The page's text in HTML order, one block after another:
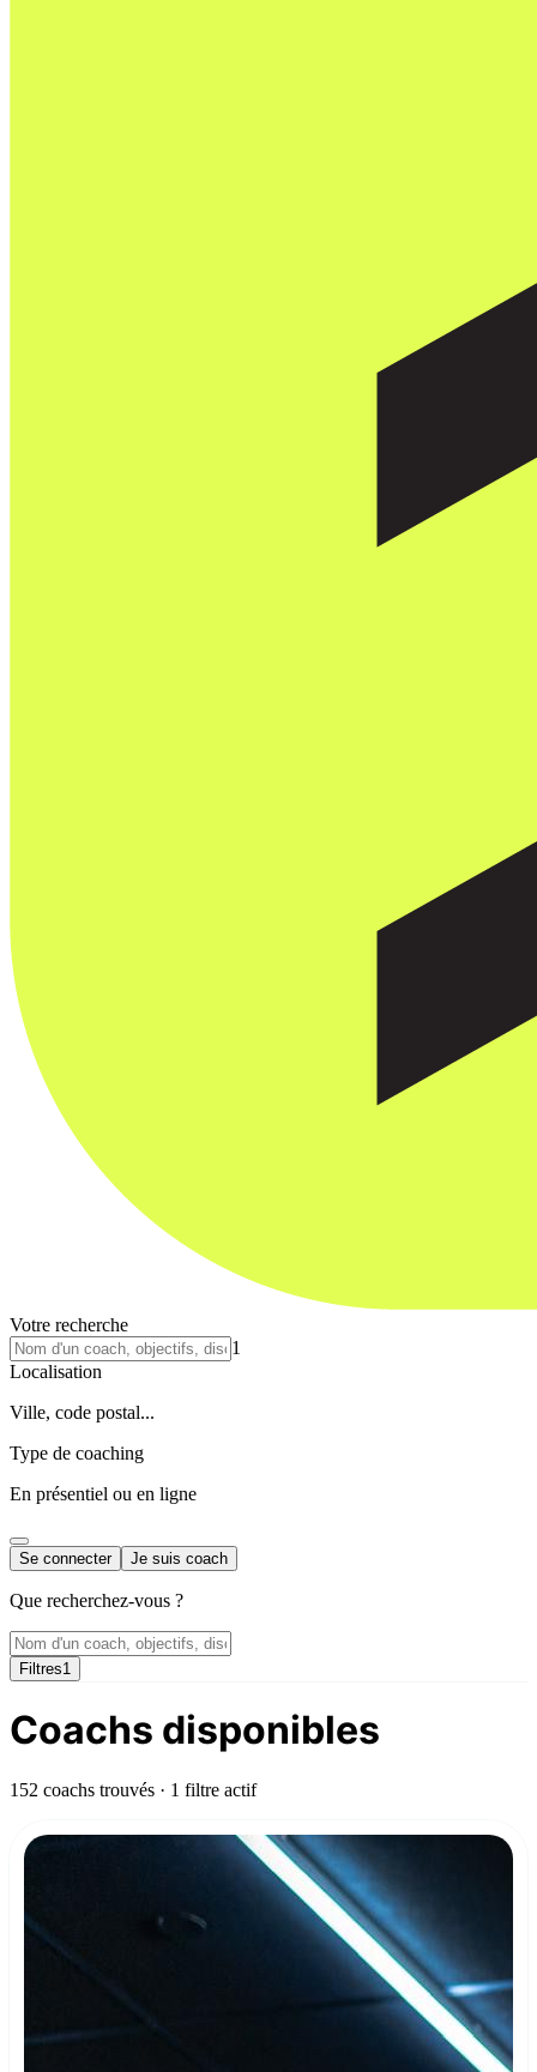
Votre recherche
1
Localisation
Ville, code postal...
Type de coaching
En présentiel ou en ligne
Se connecter Je suis coach
Que recherchez-vous ?
Filtres1
Coachs disponibles
152 coachs trouvés · 1 filtre actif